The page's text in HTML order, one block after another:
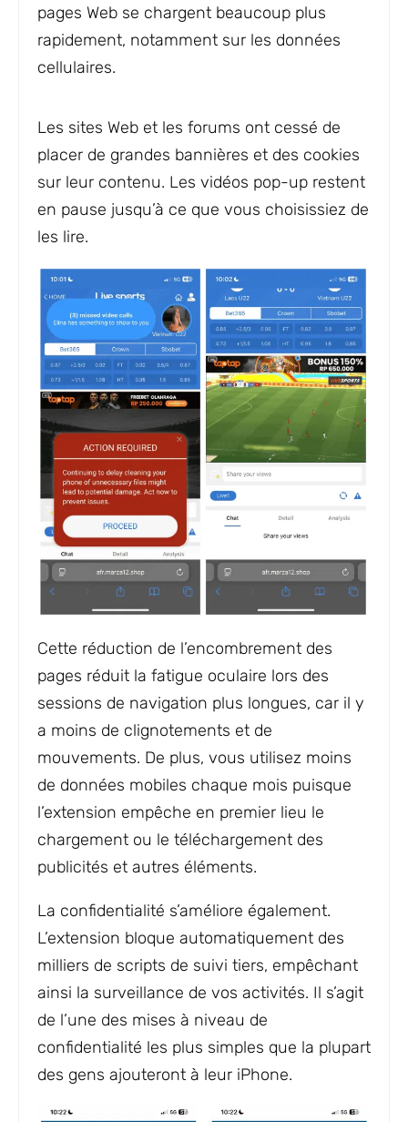
pages Web se chargent beaucoup plus
rapidement, notamment sur les données
cellulaires.
Les sites Web et les forums ont cessé de
placer de grandes bannières et des cookies
sur leur contenu. Les vidéos pop-up restent
en pause jusqu’à ce que vous choisissiez de
les lire.
Cette réduction de l’encombrement des
pages réduit la fatigue oculaire lors des
sessions de navigation plus longues, car il y
a moins de clignotements et de
mouvements. De plus, vous utilisez moins
de données mobiles chaque mois puisque
l’extension empêche en premier lieu le
chargement ou le téléchargement des
publicités et autres éléments.
La confidentialité s’améliore également.
L’extension bloque automatiquement des
milliers de scripts de suivi tiers, empêchant
ainsi la surveillance de vos activités. Il s’agit
de l’une des mises à niveau de
confidentialité les plus simples que la plupart
des gens ajouteront à leur iPhone.